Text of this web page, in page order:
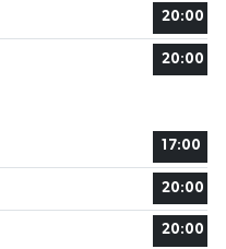
20:00
20:00
17:00
20:00
20:00